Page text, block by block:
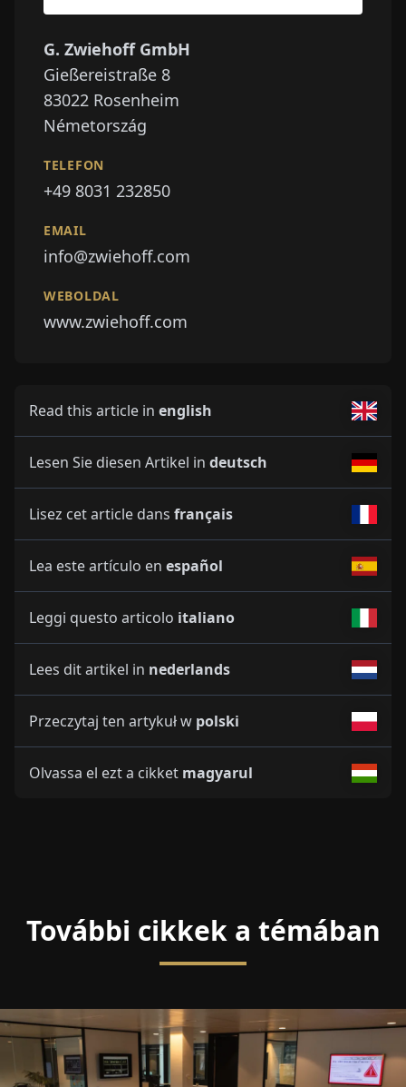
G. Zwiehoff GmbH
Gießereistraße 8
83022 Rosenheim
Németország
TELEFON
+49 8031 232850
EMAIL
info@zwiehoff.com
WEBOLDAL
www.zwiehoff.com
Read this article in english
Lesen Sie diesen Artikel in deutsch
Lisez cet article dans français
Lea este artículo en español
Leggi questo articolo italiano
Lees dit artikel in nederlands
Przeczytaj ten artykuł w polski
Olvassa el ezt a cikket magyarul
További cikkek a témában